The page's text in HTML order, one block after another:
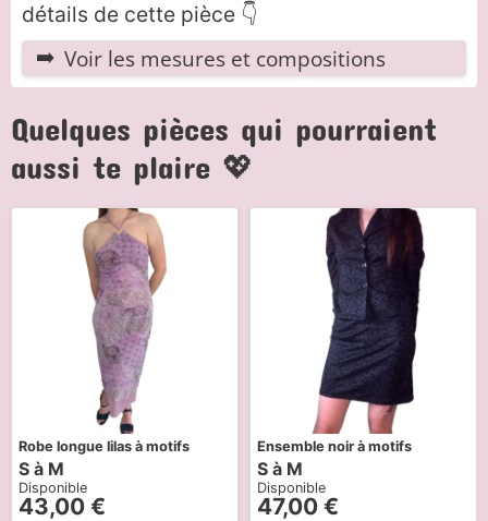
détails de cette pièce 👇
Voir les mesures et compositions
Quelques pièces qui pourraient
aussi te plaire 💖
Robe longue lilas à motifs
S à M
Disponible
43,00 €
Ensemble noir à motifs
S à M
Disponible
47,00 €